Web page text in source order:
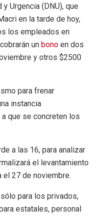
Urgencia (DNU), que
en la tarde de hoy,
los empleados en
un bono en dos
y otros $2500
para frenar
instancia
que se concreten los
a las 16, para analizar
el levantamiento
27 de noviembre.
para los privados,
estatales, personal